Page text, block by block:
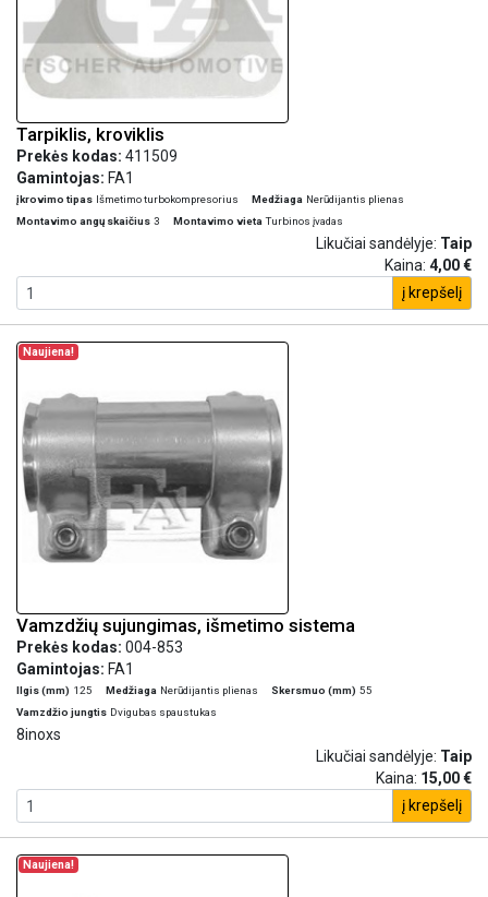
Tarpiklis, kroviklis
Prekės kodas: 411509
Gamintojas: FA1
įkrovimo tipas Išmetimo turbokompresorius Medžiaga Nerūdijantis plienas
Montavimo angų skaičius 3 Montavimo vieta Turbinos įvadas
Likučiai sandėlyje: Taip
Kaina: 4,00 €
į krepšelį
Naujiena!
Vamzdžių sujungimas, išmetimo sistema
Prekės kodas: 004-853
Gamintojas: FA1
Ilgis (mm) 125 Medžiaga Nerūdijantis plienas Skersmuo (mm) 55
Vamzdžio jungtis Dvigubas spaustukas
8inoxs
Likučiai sandėlyje: Taip
Kaina: 15,00 €
į krepšelį
Naujiena!